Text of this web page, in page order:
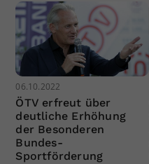
06.10.2022
ÖTV erfreut über
deutliche Erhöhung
der Besonderen
Bundes-
Sportförderung